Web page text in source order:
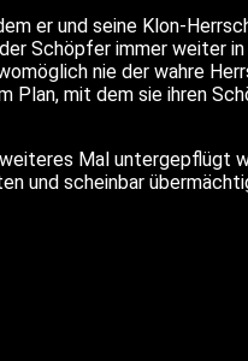
er und seine Klon-
Schöpfer immer weiter
nie der wahre
mit dem sie ihren
Mal untergepflügt
und scheinbar